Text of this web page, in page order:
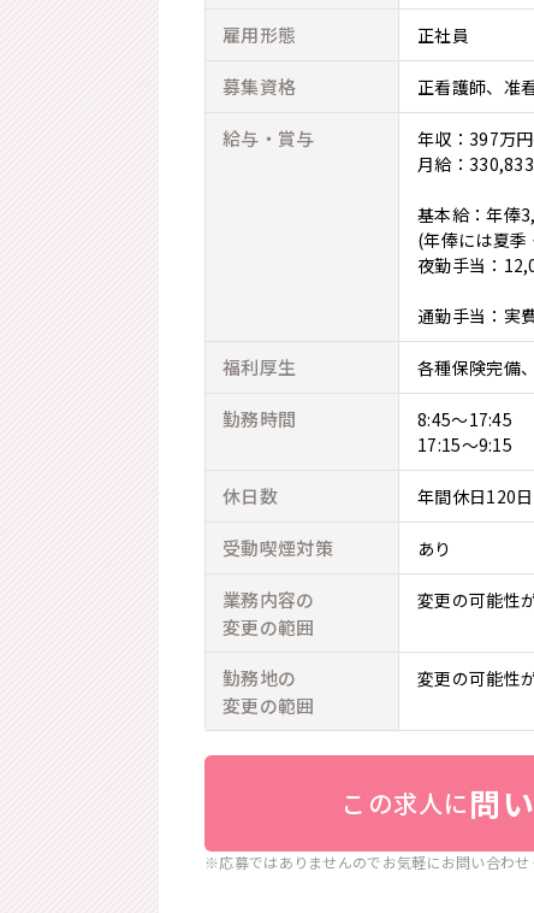
雇用形態 正社員
募集資格 正看護師 准
給与・賞与
年収：397万
月給：
基本給：年俸
(年俸には夏季
夜勤手当：
通勤手当：実
福利厚生 各種保険完備
勤務時間
8:45～17:45
17:15～9:15
休日数 年間休日120日
受動喫煙対策 あり
業務内容の
変更の範囲
変更の可能性
勤務地の
変更の範囲
変更の可能性
この求人に問
※応募ではありませんのでお気軽にお問い合わせ